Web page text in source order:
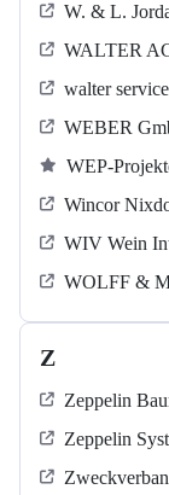
W. & L.
WALTER
walter
WEBER
WEP-
Wincor
WIV Wein
WOLFF &
Z
Zeppelin
Zeppelin